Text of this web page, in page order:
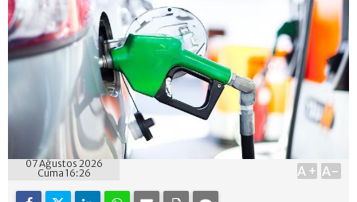
07 Ağustos 2026
Cuma 16:26
A+ A-